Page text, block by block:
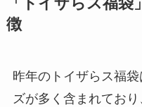
「トイザらス福
徴
昨年のトイザらス福
ズが多く含まれており